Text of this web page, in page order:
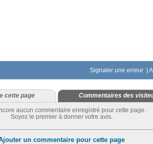
Signaler une erreur
cette page Commentaires des
aucun commentaire enregistré pour cette page.
Soyez le premier à donner votre avis.
un commentaire pour cette page